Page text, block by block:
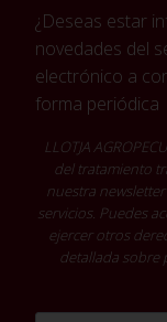
¿Deseas estar
novedades del
electrónico a
forma periódica
LLOTJA
del tratamiento
nuestra
servicios. Puedes
ejercer otros
detallada sobre